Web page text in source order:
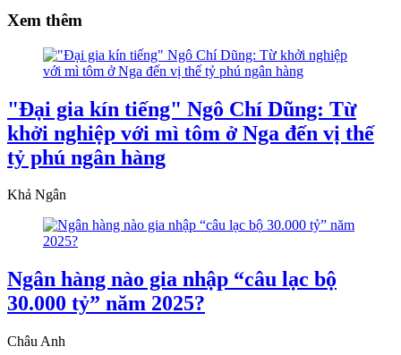
Xem thêm
"Đại gia kín tiếng" Ngô Chí Dũng: Từ
khởi nghiệp với mì tôm ở Nga đến vị thế
tỷ phú ngân hàng
Khả Ngân
Ngân hàng nào gia nhập “câu lạc bộ
30.000 tỷ” năm 2025?
Châu Anh